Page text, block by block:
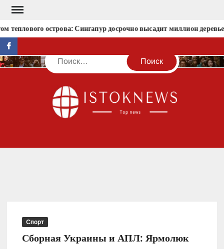
Перейти
содержимому
теплового острова: Сингапур досрочно высадит миллион
facebook
Поиск
Спорт
Сборная Украины и АПЛ: Ярмолюк